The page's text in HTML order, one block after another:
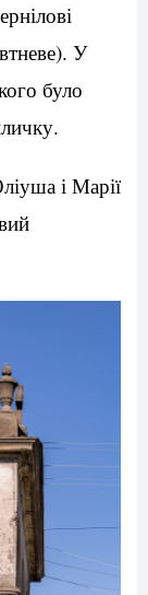
У
було
і Марії